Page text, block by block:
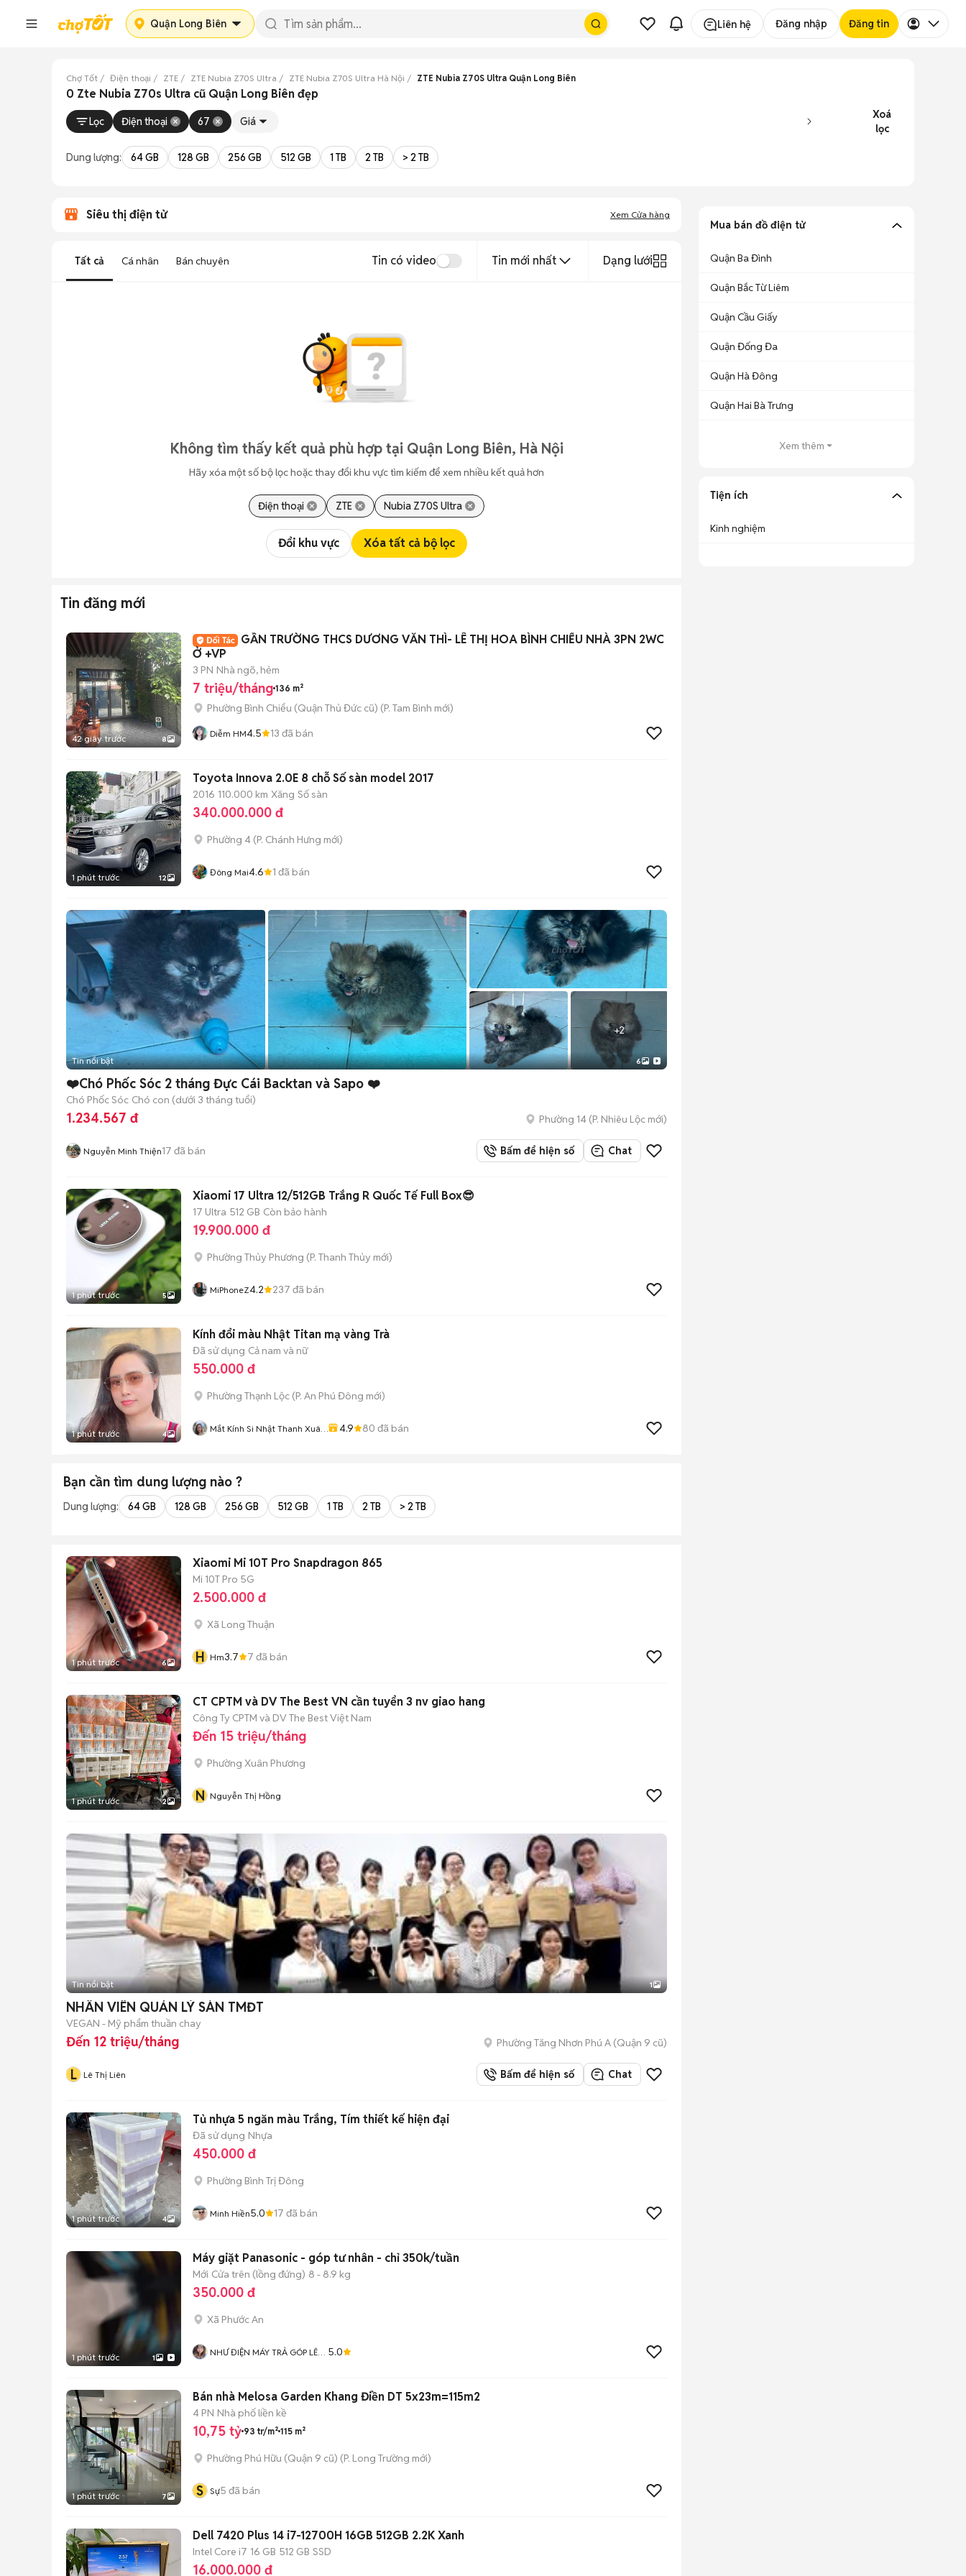
Quận Long Biên Liên hệ Đăng nhập Đăng tin
Chợ Tốt Điện thoại ZTE ZTE Nubia Z70S Ultra ZTE Nubia Z70S Ultra Hà Nội ZTE Nubia Z70S Ultra Quận Long Biên
0 Zte Nubia Z70s Ultra cũ Quận Long Biên đẹp
Lọc Điện thoại 67 Giá
Xoá
lọc
Dung lượng: 64 GB 128 GB 256 GB 512 GB 1 TB 2 TB > 2 TB
Siêu thị điện tử Xem Cửa hàng
Tất cả Cá nhân Bán chuyên Tin có video Tin mới nhất Dạng lưới
Không tìm thấy kết quả phù hợp tại Quận Long Biên, Hà Nội
Hãy xóa một số bộ lọc hoặc thay đổi khu vực tìm kiếm để xem nhiều kết quả hơn
Điện thoại ZTE Nubia Z70S Ultra
Đổi khu vực Xóa tất cả bộ lọc
Tin đăng mới
42 giây trước 8
GẦN TRƯỜNG THCS DƯƠNG VĂN THÌ- LÊ THỊ HOA BÌNH CHIỂU NHÀ 3PN 2WC
Ở +VP
3 PN Nhà ngõ, hẻm
7 triệu/tháng 136 m²
Phường Bình Chiểu (Quận Thủ Đức cũ) (P. Tam Bình mới)
Diễm HM4.5 13 đã bán
1 phút trước 12
Toyota Innova 2.0E 8 chỗ Số sàn model 2017
2016 110.000 km Xăng Số sàn
340.000.000 đ
Phường 4 (P. Chánh Hưng mới)
Đông Mai4.6 1 đã bán
+2
Tin nổi bật 6
❤️Chó Phốc Sóc 2 tháng Đực Cái Backtan và Sapo ❤️
Chó Phốc Sóc Chó con (dưới 3 tháng tuổi)
1.234.567 đ Phường 14 (P. Nhiêu Lộc mới)
Nguyễn Minh Thiện17 đã bán Bấm để hiện số Chat
1 phút trước 5
Xiaomi 17 Ultra 12/512GB Trắng R Quốc Tế Full Box😎
17 Ultra 512 GB Còn bảo hành
19.900.000 đ
Phường Thủy Phương (P. Thanh Thủy mới)
MiPhoneZ4.2 237 đã bán
1 phút trước 4
Kính đổi màu Nhật Titan mạ vàng Trà
Đã sử dụng Cả nam và nữ
550.000 đ
Phường Thạnh Lộc (P. An Phú Đông mới)
Mắt Kính Si Nhật Thanh Xuân
4.9 80 đã bán
Bạn cần tìm dung lượng nào ?
Dung lượng: 64 GB 128 GB 256 GB 512 GB 1 TB 2 TB > 2 TB
1 phút trước 6
Xiaomi Mi 10T Pro Snapdragon 865
Mi 10T Pro 5G
2.500.000 đ
Xã Long Thuận
H Hm3.7 7 đã bán
1 phút trước 2
CT CPTM và DV The Best VN cần tuyển 3 nv giao hang
Công Ty CPTM và DV The Best Việt Nam
Đến 15 triệu/tháng
Phường Xuân Phương
N Nguyễn Thị Hồng
Tin nổi bật 1
NHÂN VIÊN QUẢN LÝ SÀN TMĐT
VEGAN - Mỹ phẩm thuần chay
Đến 12 triệu/tháng Phường Tăng Nhơn Phú A (Quận 9 cũ)
L Lê Thị Liên Bấm để hiện số Chat
1 phút trước 4
Tủ nhựa 5 ngăn màu Trắng, Tím thiết kế hiện đại
Đã sử dụng Nhựa
450.000 đ
Phường Bình Trị Đông
Minh Hiền5.0 17 đã bán
1 phút trước 1
Máy giặt Panasonic - góp tư nhân - chỉ 350k/tuần
Mới Cửa trên (lồng đứng) 8 - 8.9 kg
350.000 đ
Xã Phước An
NHƯ ĐIỆN MÁY TRẢ GÓP LÊ
5.0
1 phút trước 7
Bán nhà Melosa Garden Khang Điền DT 5x23m=115m2
4 PN Nhà phố liền kề
10,75 tỷ 93 tr/m² 115 m²
Phường Phú Hữu (Quận 9 cũ) (P. Long Trường mới)
S Sự5 đã bán
Dell 7420 Plus 14 i7-12700H 16GB 512GB 2.2K Xanh
Intel Core i7 16 GB 512 GB SSD
16.000.000 đ
Mua bán đồ điện tử
Quận Ba Đình
Quận Bắc Từ Liêm
Quận Cầu Giấy
Quận Đống Đa
Quận Hà Đông
Quận Hai Bà Trưng
Xem thêm
Tiện ích
Kinh nghiệm